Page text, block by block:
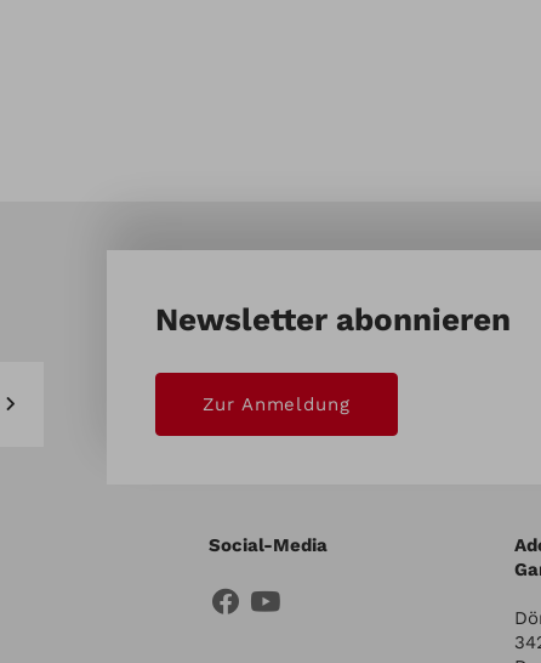
Newsletter abonnieren
Zur Anmeldung
Social-Media